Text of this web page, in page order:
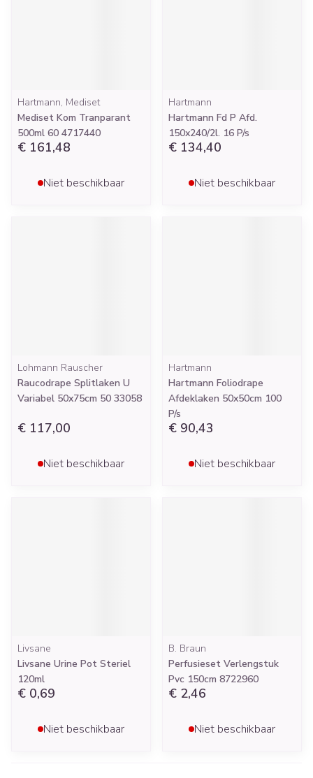
Hartmann, Mediset
Mediset Kom Tranparant
500ml 60 4717440
€ 161,48
Niet beschikbaar
Hartmann
Hartmann Fd P Afd.
150x240/2l. 16 P/s
€ 134,40
Niet beschikbaar
Lohmann Rauscher
Raucodrape Splitlaken U
Variabel 50x75cm 50 33058
€ 117,00
Niet beschikbaar
Hartmann
Hartmann Foliodrape
Afdeklaken 50x50cm 100
P/s
€ 90,43
Niet beschikbaar
Livsane
Livsane Urine Pot Steriel
120ml
€ 0,69
Niet beschikbaar
B. Braun
Perfusieset Verlengstuk
Pvc 150cm 8722960
€ 2,46
Niet beschikbaar